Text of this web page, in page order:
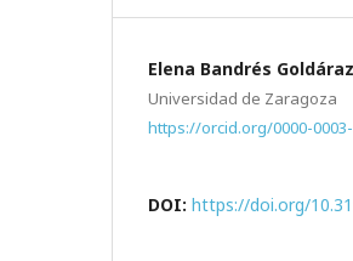
Elena Bandrés Goldáraz
Universidad de Zaragoza
https://orcid.org/0000-
DOI: https://doi.org/